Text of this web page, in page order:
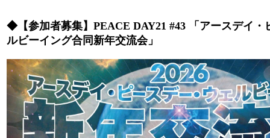
◆【参加者募集】PEACE DAY21 #43 「アースデイ・
ルビーイング合同新年交流会」